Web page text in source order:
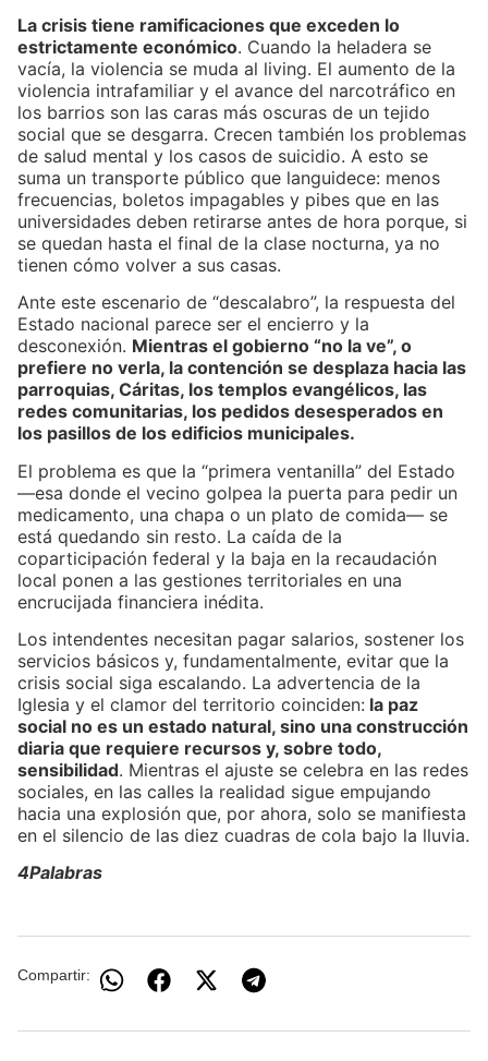
La crisis tiene ramificaciones que exceden lo
estrictamente económico. Cuando la heladera se
vacía, la violencia se muda al living. El aumento de la
violencia intrafamiliar y el avance del narcotráfico en
los barrios son las caras más oscuras de un tejido
social que se desgarra. Crecen también los problemas
de salud mental y los casos de suicidio. A esto se
suma un transporte público que languidece: menos
frecuencias, boletos impagables y pibes que en las
universidades deben retirarse antes de hora porque, si
se quedan hasta el final de la clase nocturna, ya no
tienen cómo volver a sus casas.
Ante este escenario de “descalabro”, la respuesta del
Estado nacional parece ser el encierro y la
desconexión. Mientras el gobierno “no la ve”, o
prefiere no verla, la contención se desplaza hacia las
parroquias, Cáritas, los templos evangélicos, las
redes comunitarias, los pedidos desesperados en
los pasillos de los edificios municipales.
El problema es que la “primera ventanilla” del Estado
—esa donde el vecino golpea la puerta para pedir un
medicamento, una chapa o un plato de comida— se
está quedando sin resto. La caída de la
coparticipación federal y la baja en la recaudación
local ponen a las gestiones territoriales en una
encrucijada financiera inédita.
Los intendentes necesitan pagar salarios, sostener los
servicios básicos y, fundamentalmente, evitar que la
crisis social siga escalando. La advertencia de la
Iglesia y el clamor del territorio coinciden: la paz
social no es un estado natural, sino una construcción
diaria que requiere recursos y, sobre todo,
sensibilidad. Mientras el ajuste se celebra en las redes
sociales, en las calles la realidad sigue empujando
hacia una explosión que, por ahora, solo se manifiesta
en el silencio de las diez cuadras de cola bajo la lluvia.
4Palabras
Compartir: